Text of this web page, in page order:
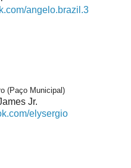
angelo.brazil.3
(Paço Municipal)
Jr.
elysergio